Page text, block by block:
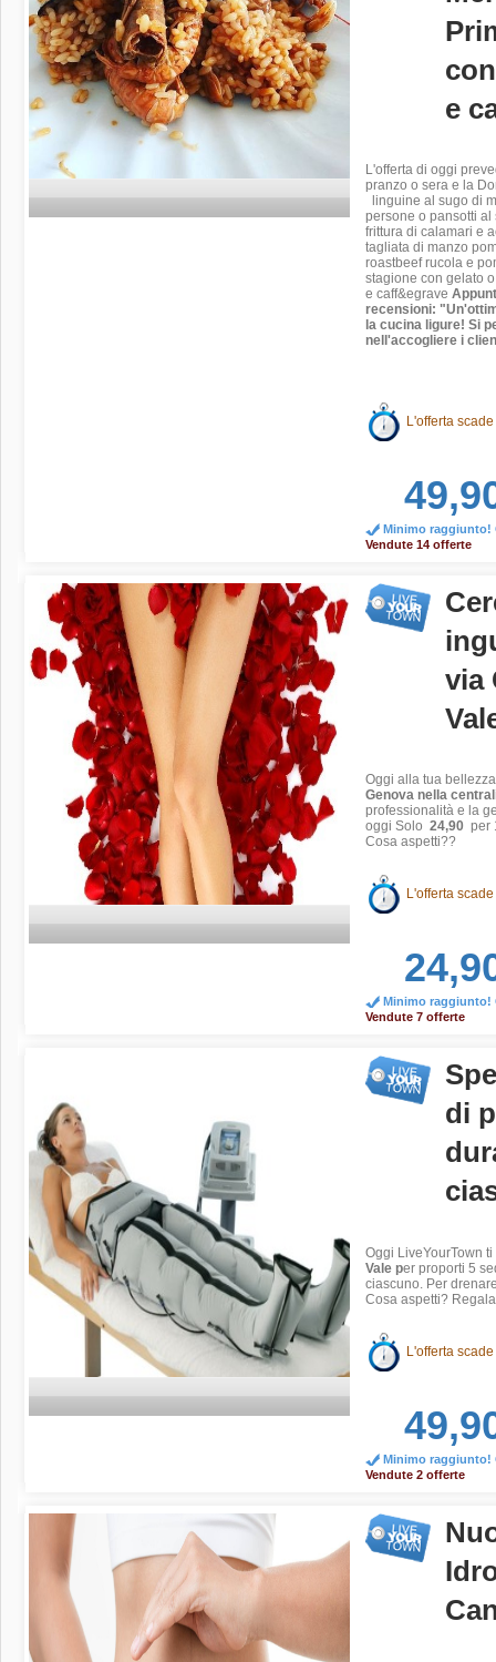
e
L'offerta di oggi
pranzo o sera e la
linguine al sugo di
persone o pansotti al
frittura di calamari e
tagliata di manzo
roastbeef rucola e
stagione con gelato
e caff&egrave
recensioni:
la cucina ligure! Si
nell'accogliere i
L'offerta
Minimo raggiunto!
Vendute 14 offerte
via
Oggi alla tua
Genova nella
professionalità e la
oggi Solo 24,90 per
Cosa aspetti??
L'offerta
Minimo raggiunto!
Vendute 7 offerte
di
Oggi LiveYourTown
Vale per proporti 5
ciascuno. Per
Cosa aspetti?
L'offerta
Minimo raggiunto!
Vendute 2 offerte